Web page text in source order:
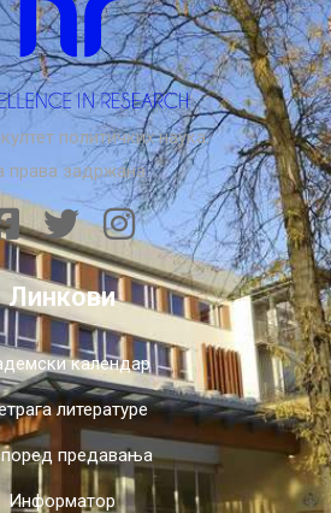
политичких наука.
права задржана.
Линкови
календар
литературе
предавања
Информатор